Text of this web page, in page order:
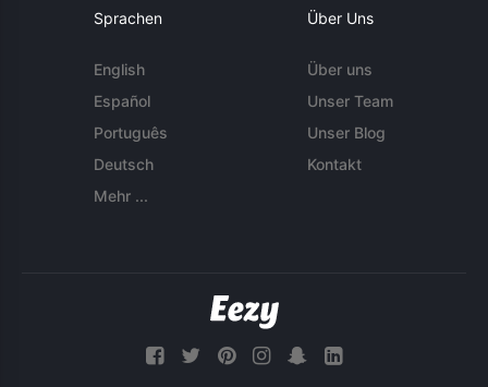
Sprachen
English
Español
Português
Deutsch
Mehr ...
Über Uns
Über uns
Unser Team
Unser Blog
Kontakt